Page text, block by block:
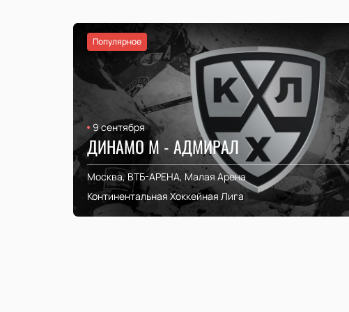
Популярное
9 сентября
ДИНАМО М - АДМИРАЛ
Москва, ВТБ-АРЕНА, Малая Арена
Континентальная Хоккейная Лига